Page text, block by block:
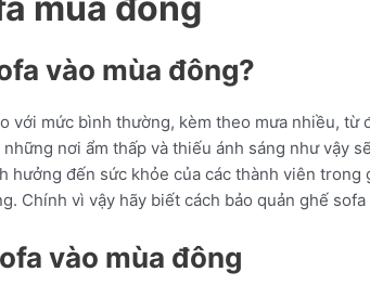
vào mùa đông?
với mức bình thường, kèm theo mưa nhiều,
nơi ẩm thấp và thiếu ánh sáng như vậy
đến sức khỏe của các thành viên
Chính vì vậy hãy biết cách bảo quản ghế
vào mùa đông